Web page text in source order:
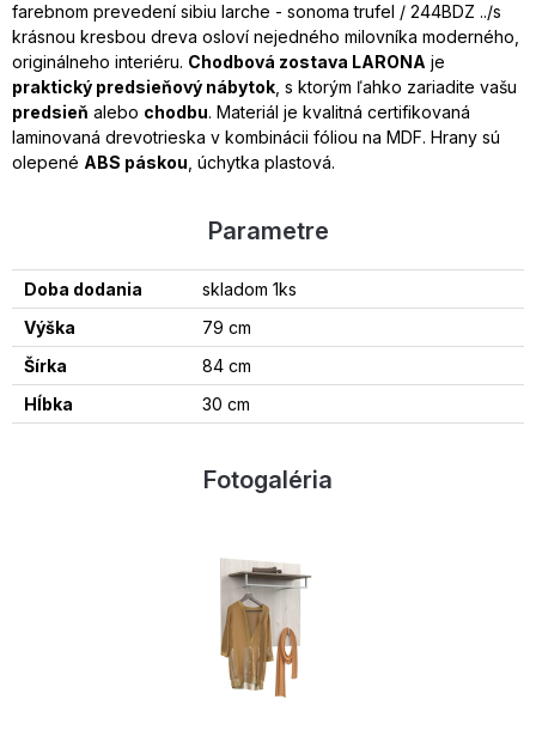
farebnom prevedení sibiu larche - sonoma trufel / 244BDZ ../s
krásnou kresbou dreva osloví nejedného milovníka moderného,
originálneho interiéru. Chodbová zostava LARONA je
praktický predsieňový nábytok, s ktorým ľahko zariadite vašu
predsieň alebo chodbu. Materiál je kvalitná certifikovaná
laminovaná drevotrieska v kombinácii fóliou na MDF. Hrany sú
olepené ABS páskou, úchytka plastová.
Parametre
Doba dodania
skladom 1ks
Výška
79 cm
Šírka
84 cm
Hĺbka
30 cm
Fotogaléria